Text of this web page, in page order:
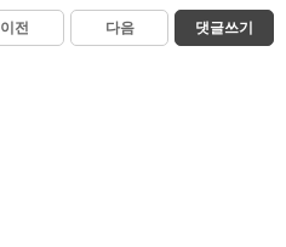
이전 다음 댓글쓰기